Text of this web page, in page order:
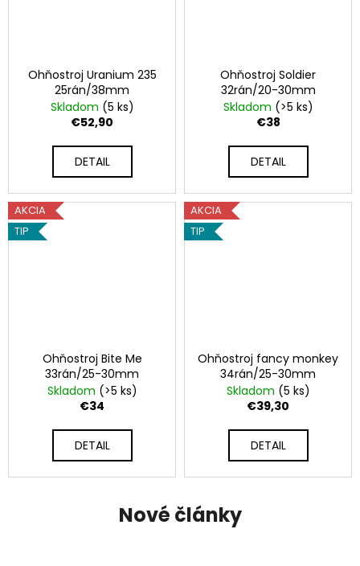
Ohňostroj Uranium 235
25rán/38mm
Skladom (5 ks)
€52,90
DETAIL
Ohňostroj Soldier
32rán/20-30mm
Skladom (>5 ks)
€38
DETAIL
AKCIA
TIP
Ohňostroj Bite Me
33rán/25-30mm
Skladom (>5 ks)
€34
DETAIL
AKCIA
TIP
Ohňostroj fancy monkey
34rán/25-30mm
Skladom (5 ks)
€39,30
DETAIL
Nové články